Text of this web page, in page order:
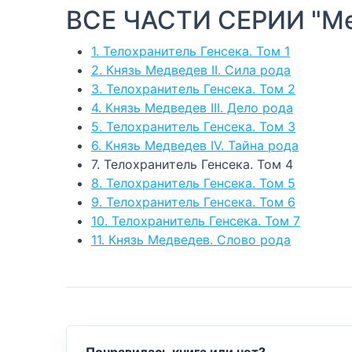
ВСЕ ЧАСТИ СЕРИИ
1. Телохранитель Генсека. Том 1
2. Князь Медведев II. Сила рода
3. Телохранитель Генсека. Том 2
4. Князь Медведев III. Дело рода
5. Телохранитель Генсека. Том 3
6. Князь Медведев IV. Тайна рода
7. Телохранитель Генсека. Том 4
8. Телохранитель Генсека. Том 5
9. Телохранитель Генсека. Том 6
10. Телохранитель Генсека. Том 7
11. Князь Медведев. Слово рода